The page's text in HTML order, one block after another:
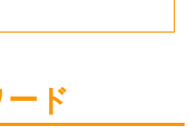
ド